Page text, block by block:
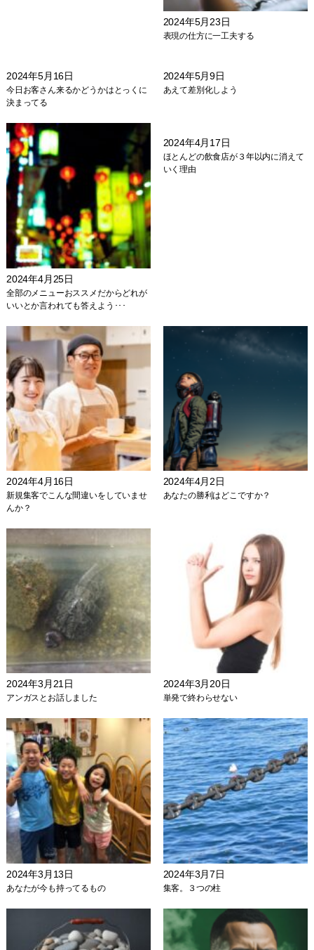
2024年5月23日
表現の仕方に一工夫する
2024年5月16日
今日お客さん来るかどうかはとっくに
決まってる
2024年5月9日
あえて差別化しよう
2024年4月25日
全部のメニューおススメだからどれが
いいとか言われても答えよう･･･
2024年4月17日
ほとんどの飲食店が３年以内に消えて
いく理由
2024年4月16日
新規集客でこんな間違いをしていませ
んか？
2024年4月2日
あなたの勝利はどこですか？
2024年3月21日
アンガスとお話しました
2024年3月20日
単発で終わらせない
2024年3月13日
あなたが今も持ってるもの
2024年3月7日
集客。３つの柱